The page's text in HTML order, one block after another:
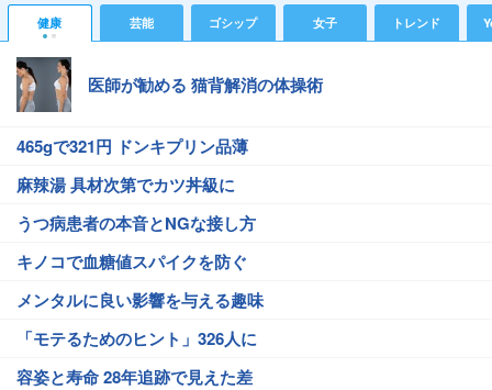
健康 芸能 ゴシップ 女子 トレンド
医師が勧める 猫背解消の体操術
465gで321円 ドンキプリン品薄
麻辣湯 具材次第でカツ丼級に
うつ病患者の本音とNGな接し方
キノコで血糖値スパイクを防ぐ
メンタルに良い影響を与える趣味
「モテるためのヒント」326人に
容姿と寿命 28年追跡で見えた差